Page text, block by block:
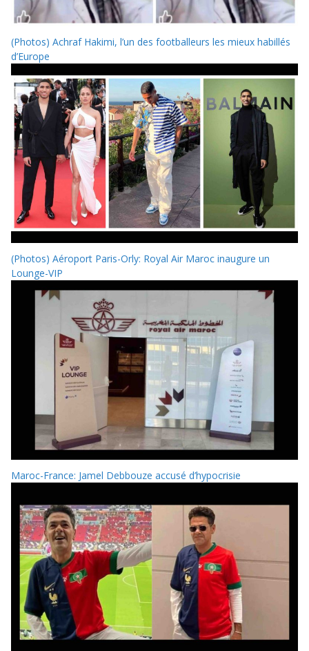
(Photos) Achraf Hakimi, l’un des footballeurs les mieux habillés
d’Europe
(Photos) Aéroport Paris-Orly: Royal Air Maroc inaugure un
Lounge-VIP
Maroc-France: Jamel Debbouze accusé d’hypocrisie